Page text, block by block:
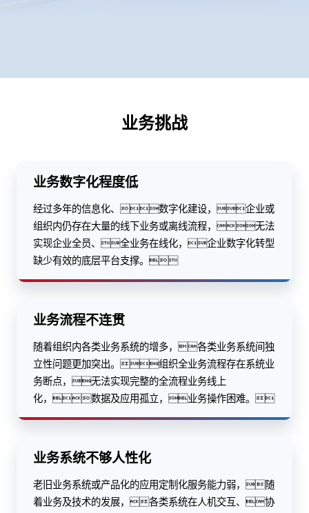
业务挑战
业务数字化程度低
经过多年的信息化、数字化建设，企业或
组织内仍存在大量的线下业务或离线流程，无法
实现企业全员、全业务在线化，企业数字化转型
缺少有效的底层平台支撑。
业务流程不连贯
随着组织内各类业务系统的增多，各类业务系统间独
立性问题更加突出。组织全业务流程存在系统业
务断点，无法实现完整的全流程业务线上
化，数据及应用孤立，业务操作困难。
业务系统不够人性化
老旧业务系统或产品化的应用定制化服务能力弱，随
着业务及技术的发展，各类系统在人机交互、协